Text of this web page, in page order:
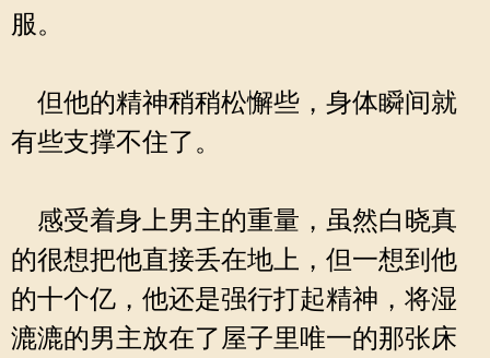
服。
但他的精神稍稍松懈些，身体瞬间就
有些支撑不住了。
感受着身上男主的重量，虽然白晓真
的很想把他直接丢在地上，但一想到他
的十个亿，他还是强行打起精神，将湿
漉漉的男主放在了屋子里唯一的那张床